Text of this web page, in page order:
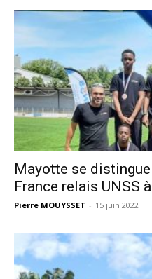
Mayotte se
France relais UNSS
Pierre MOUYSSET - 15 juin 2022